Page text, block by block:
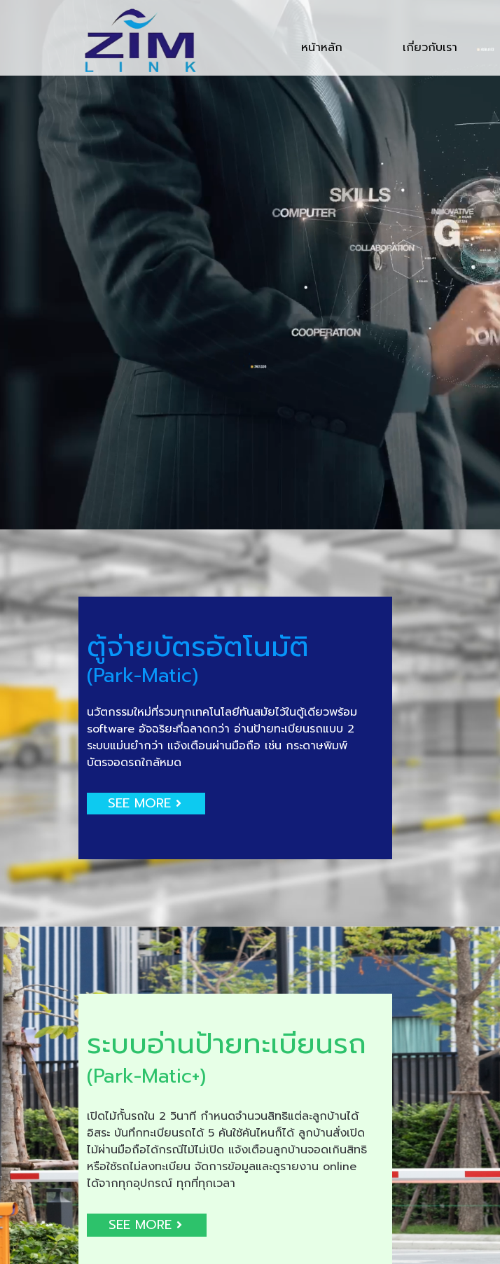
หน้าหลัก เกี่ยวกับเรา
ตู้จ่ายบัตรอัตโนมัติ
(Park-Matic)
นวัตกรรมใหม่ที่รวมทุกเทคโนโลยีทันสมัยไว้ในตู้เดียวพร้อม
software อัจฉริยะที่ฉลาดกว่า อ่านป้ายทะเบียนรถแบบ 2
ระบบแม่นยำกว่า แจ้งเตือนผ่านมือถือ เช่น กระดาษพิมพ์
บัตรจอดรถใกล้หมด
SEE MORE
ระบบอ่านป้ายทะเบียนรถ
(Park-Matic+)
เปิดไม้กั้นรถใน 2 วินาที กำหนดจำนวนสิทธิแต่ละลูกบ้านได้
อิสระ บันทึกทะเบียนรถได้ 5 คันใช้คันไหนก็ได้ ลูกบ้านสั่งเปิด
ไม้ผ่านมือถือได้กรณีไม้ไม่เปิด แจ้งเตือนลูกบ้านจอดเกินสิทธิ
หรือใช้รถไม่ลงทะเบียน จัดการข้อมูลและดูรายงาน online
ได้จากทุกอุปกรณ์ ทุกที่ทุกเวลา
SEE MORE